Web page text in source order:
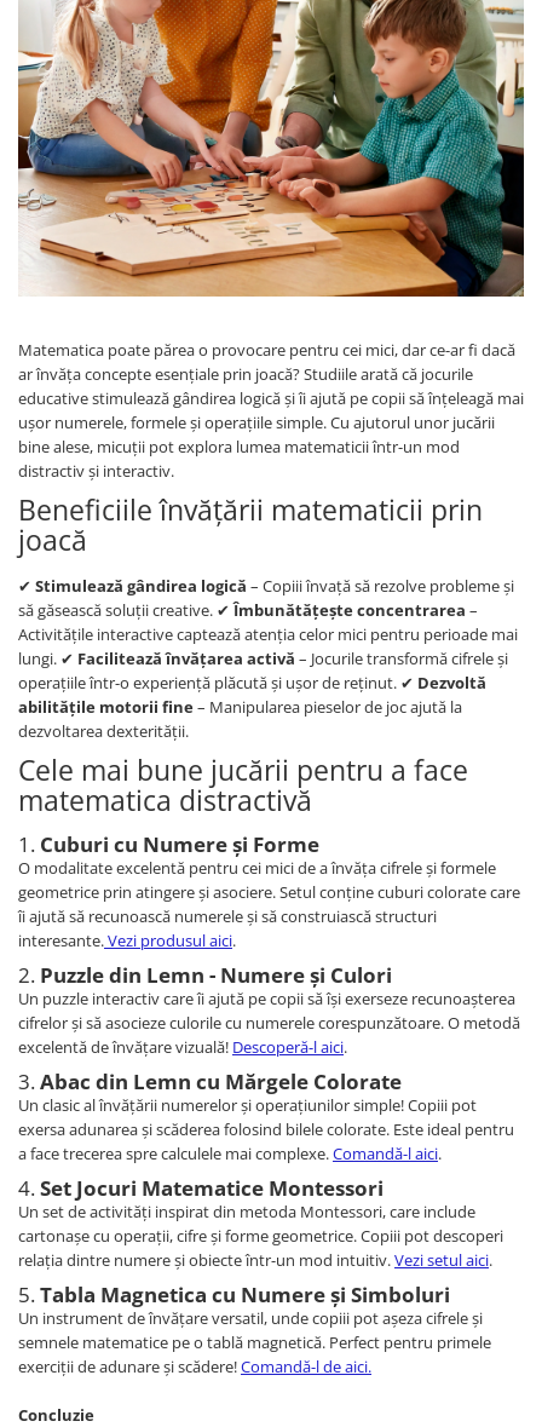
Alfabet si matematica
Jocuri de memorie si inteligenta
Seria Lectia de sanatate
Editura Litera
Editura Galaxia Copiilor
Colectia PIXI
Pisicile Războinice
Colectia Pia Papadia
Colectia Micul Paianjen Firicel
Atlase Enciclopedii
Matematica poate părea o provocare pentru cei mici, dar ce-ar fi dacă
ar învăța concepte esențiale prin joacă? Studiile arată că jocurile
educative stimulează gândirea logică și îi ajută pe copii să înțeleagă mai
ușor numerele, formele și operațiile simple. Cu ajutorul unor jucării
bine alese, micuții pot explora lumea matematicii într-un mod
distractiv și interactiv.
Beneficiile învățării matematicii prin
joacă
✔ Stimulează gândirea logică – Copiii învață să rezolve probleme și
să găsească soluții creative. ✔Îmbunătățește concentrarea –
Activitățile interactive captează atenția celor mici pentru perioade mai
lungi. ✔ Facilitează învățarea activă – Jocurile transformă cifrele și
operațiile într-o experiență plăcută și ușor de reținut. ✔ Dezvoltă
abilitățile motorii fine– Manipularea pieselor de joc ajută la
dezvoltarea dexterității.
Cele mai bune jucării pentru a face
matematica distractivă
1. Cuburi cu Numere și Forme
O modalitate excelentă pentru cei mici de a învăța cifrele și formele
geometrice prin atingere și asociere. Setul conține cuburi colorate care
îi ajută să recunoască numerele și să construiască structuri
interesante.Vezi produsul aici.
2. Puzzle din Lemn - Numere și Culori
Un puzzle interactiv care îi ajută pe copii să își exerseze recunoașterea
cifrelor și să asocieze culorile cu numerele corespunzătoare. O metodă
excelentă de învățare vizuală! Descoperă-l aici.
3.Abac din Lemn cu Mărgele Colorate
Un clasic al învățării numerelor și operațiunilor simple! Copiii pot
exersa adunarea și scăderea folosind bilele colorate. Este ideal pentru
a face trecerea spre calculele mai complexe.Comandă-l aici.
4.Set Jocuri Matematice Montessori
Un set de activități inspirat din metoda Montessori, care include
cartonașe cu operații, cifre și forme geometrice. Copiii pot descoperi
relația dintre numere și obiecte într-un mod intuitiv.Vezi setul aici.
5.Tabla Magnetica cu Numere și Simboluri
Un instrument de învățare versatil, unde copiii pot așeza cifrele și
semnele matematice pe o tablă magnetică. Perfect pentru primele
exerciții de adunare și scădere!Comandă-l de aici.
Concluzie